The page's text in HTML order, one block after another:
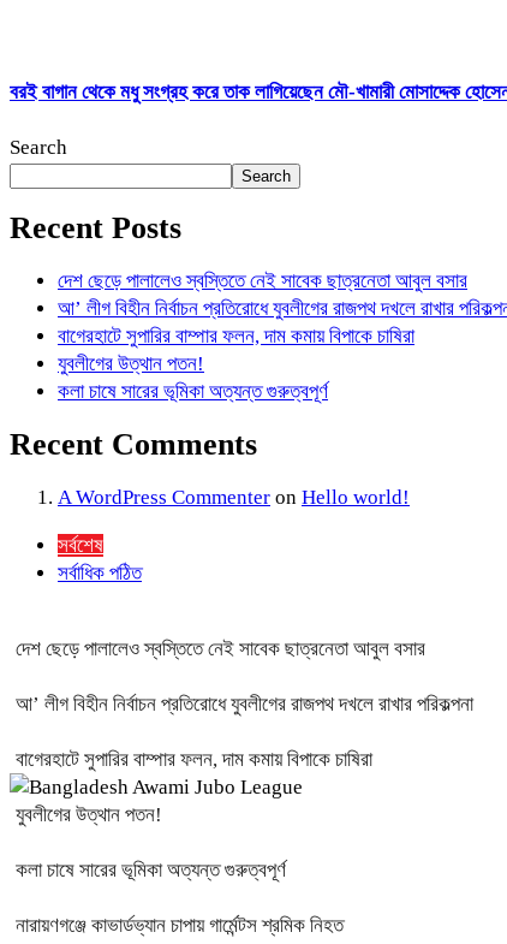
বরই বাগান থেকে মধু সংগ্রহ করে তাক লাগিয়েছেন মৌ-খামারী মোসাদ্দেক
Search
Search
Recent Posts
দেশ ছেড়ে পালালেও স্বস্তিতে নেই সাবেক ছাত্রনেতা আবুল বসার
আ’ লীগ বিহীন নির্বাচন প্রতিরোধে যুবলীগের রাজপথ দখলে রাখার
বাগেরহাটে সুপারির বাম্পার ফলন, দাম কমায় বিপাকে চাষিরা
যুবলীগের উত্থান পতন!
কলা চাষে সারের ভূমিকা অত্যন্ত গুরুত্বপূর্ণ
Recent Comments
A WordPress Commenter on Hello world!
সর্বশেষ
সর্বাধিক পঠিত
দেশ ছেড়ে পালালেও স্বস্তিতে নেই সাবেক ছাত্রনেতা আবুল বসার
আ’ লীগ বিহীন নির্বাচন প্রতিরোধে যুবলীগের রাজপথ দখলে রাখার পরিকল্পনা
বাগেরহাটে সুপারির বাম্পার ফলন, দাম কমায় বিপাকে চাষিরা
যুবলীগের উত্থান পতন!
কলা চাষে সারের ভূমিকা অত্যন্ত গুরুত্বপূর্ণ
নারায়ণগঞ্জে কাভার্ডভ্যান চাপায় গার্মেন্টস শ্রমিক নিহত